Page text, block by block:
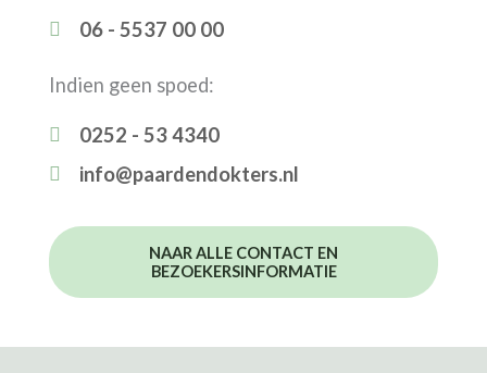
06 - 5537 00 00
Indien geen spoed:
0252 - 53 4340
info@paardendokters.nl
NAAR ALLE CONTACT EN
BEZOEKERSINFORMATIE